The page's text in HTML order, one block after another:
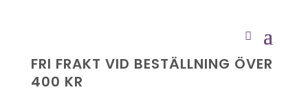
FRI FRAKT VID BESTÄLLNING ÖVER
400 KR